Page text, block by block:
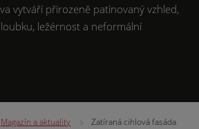
vytváří přirozeně patinovaný vzhled,
ležérnost a neformální
Magazín a aktuality Zatíraná cihlová fasáda